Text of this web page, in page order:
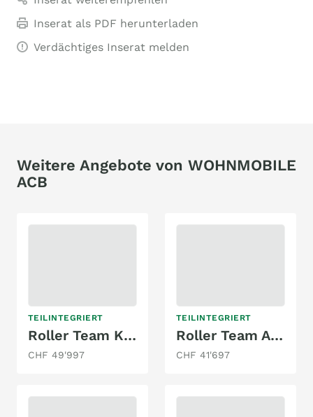
Inserat als PDF herunterladen
Verdächtiges Inserat melden
Weitere Angebote von WOHNMOBILE
ACB
TEILINTEGRIERT
Roller Team KRONOS 283 2.0 TDCI
CHF 49'997
TEILINTEGRIERT
Roller Team AUTO ROLLER KRONOS 264 TL 2,0 TDCI FORD
CHF 41'697